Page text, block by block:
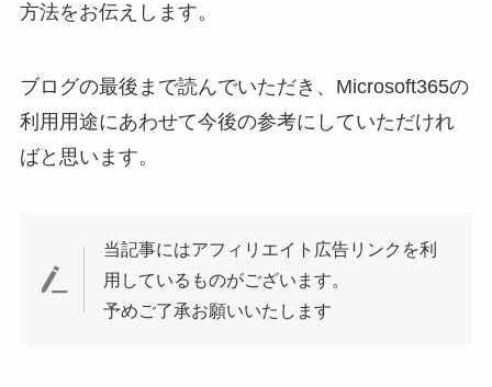
方法をお伝えします。
ブログの最後まで読んでいただき、Microsoft365の
利用用途にあわせて今後の参考にしていただけれ
ばと思います。
当記事にはアフィリエイト広告リンクを利
用しているものがございます。
予めご了承お願いいたします